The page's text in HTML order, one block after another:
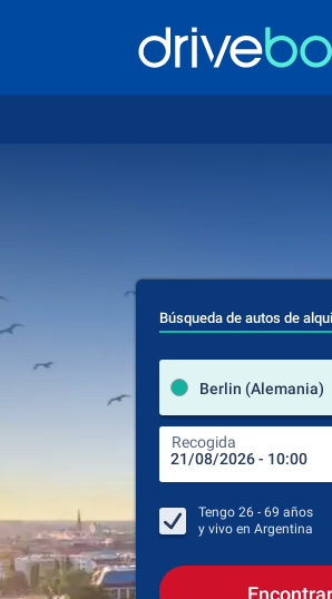
Búsqueda de autos de
Berlin (Alemania)
Recogida
Tengo 26 - 69 años
y vivo en Argentina